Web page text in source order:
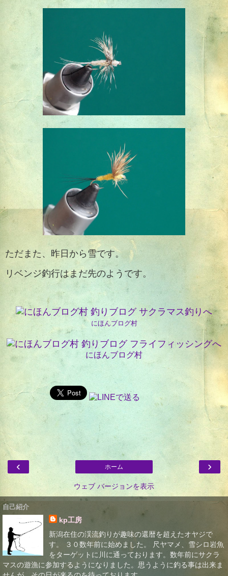
ただまた、昨日から雪です。
リベンジ釣行はまだ先のようです。
にほんブログ村
にほんブログ村
‹ ›
ホーム
ウェブ バージョンを表示
自己紹介
kp工房
新潟在住の渓流釣りが趣味の還暦を超えたオヤジで
す。 ３０数年前に始めました。 尺ヤマメ、雪シロ岩魚
をターゲットに川に通っております。数年前にサクラ
マスの遊漁に参加するようになりました。思うように釣る事は出来ま